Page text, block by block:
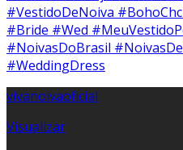
vivanoivaoficial
Visualizar